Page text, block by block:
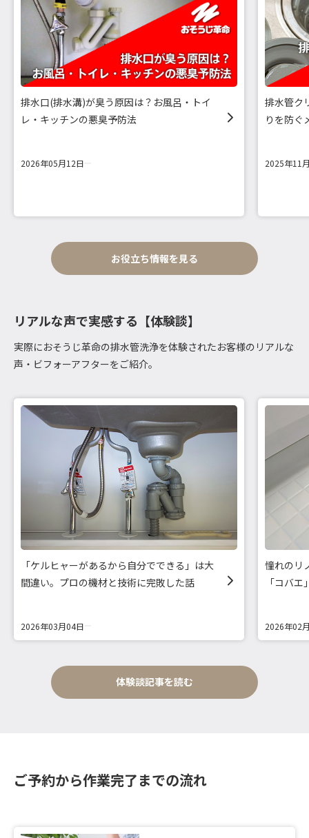
排水口(排水溝)が臭う原因は？お風呂・トイ
レ・キッチンの悪臭予防法
2026年05月12日
排水管ク
りを防ぐ
2025年11
お役立ち情報を見る
リアルな声で実感する【体験談】
実際におそうじ革命の排水管洗浄を体験されたお客様のリアルな
声・ビフォーアフターをご紹介。
「ケルヒャーがあるから自分でできる」は大
間違い。プロの機材と技術に完敗した話
2026年03月04日
憧れのリ
「コバ
2026年02
体験談記事を読む
ご予約から作業完了までの流れ